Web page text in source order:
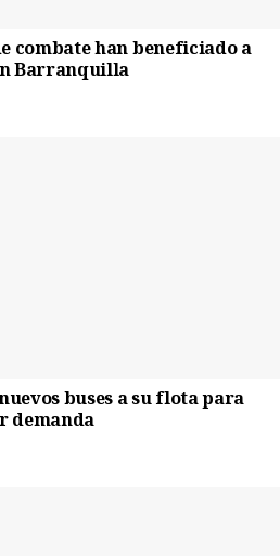
combate han beneficiado a
Barranquilla
buses a su flota para
demanda